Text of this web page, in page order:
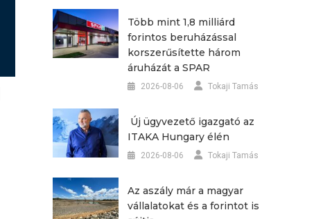
Több mint 1,8 milliárd
forintos beruházással
korszerűsítette három
áruházát a SPAR
2026-08-06 Tokaji Tamás
Új ügyvezető igazgató az
ITAKA Hungary élén
2026-08-06 Tokaji Tamás
Az aszály már a magyar
vállalatokat és a forintot is